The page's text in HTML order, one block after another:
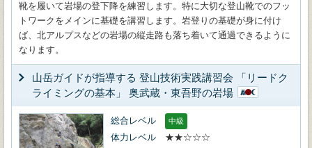
靴を履いて岩場の登下降を練習します。特に大切な登山靴でのフッ
トワークをメインに基礎を講習します。岩登りの基礎が身に付け
ば、北アルプスなどの岩場の縦走路も落ち着いて通過できるように
なります。
山岳ガイドが指導する 登山技術実践講習会 「リードク
ライミングの基本」 奥武蔵・東吾野の岩場
総合レベル 中級
体力レベル
★★☆☆☆